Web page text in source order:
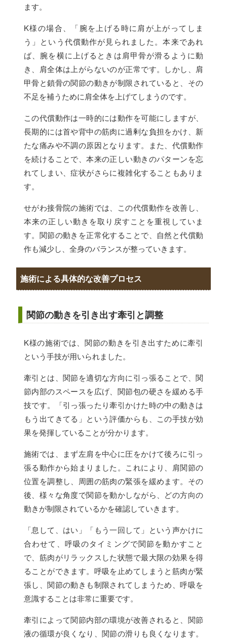
ます。
K様の場合、「腕を上げる時に肩が上がってしま
う」という代償動作が見られました。本来であれ
ば、腕を横に上げるときは肩甲骨が滑るように動
き、肩全体は上がらないのが正常です。しかし、肩
甲骨と鎖骨の関節の動きが制限されていると、その
不足を補うために肩全体を上げてしまうのです。
この代償動作は一時的には動作を可能にしますが、
長期的には首や背中の筋肉に過剰な負担をかけ、新
たな痛みや不調の原因となります。また、代償動作
を続けることで、本来の正しい動きのパターンを忘
れてしまい、症状がさらに複雑化することもありま
す。
せがわ接骨院の施術では、この代償動作を改善し、
本来の正しい動きを取り戻すことを重視していま
す。関節の動きを正常化することで、自然と代償動
作も減少し、全身のバランスが整っていきます。
施術による具体的な改善プロセス
関節の動きを引き出す牽引と調整
K様の施術では、関節の動きを引き出すために牽引
という手技が用いられました。
牽引とは、関節を適切な方向に引っ張ることで、関
節内部のスペースを広げ、関節包の硬さを緩める手
技です。「引っ張ったり牽引かけた時の中の動きは
もう出てきてる」という評価からも、この手技が効
果を発揮していることが分かります。
施術では、まず左肩を中心に圧をかけて後ろに引っ
張る動作から始まりました。これにより、肩関節の
位置を調整し、周囲の筋肉の緊張を緩めます。その
後、様々な角度で関節を動かしながら、どの方向の
動きが制限されているかを確認していきます。
「息して、はい」「もう一回して」という声かけに
合わせて、呼吸のタイミングで関節を動かすこと
で、筋肉がリラックスした状態で最大限の効果を得
ることができます。呼吸を止めてしまうと筋肉が緊
張し、関節の動きも制限されてしまうため、呼吸を
意識することは非常に重要です。
牽引によって関節内部の環境が改善されると、関節
液の循環が良くなり、関節の滑りも良くなります。